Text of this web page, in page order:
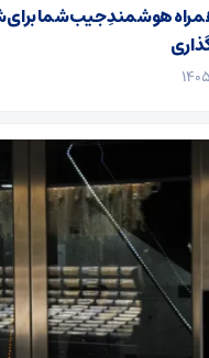
هوشمندِ جیب شما